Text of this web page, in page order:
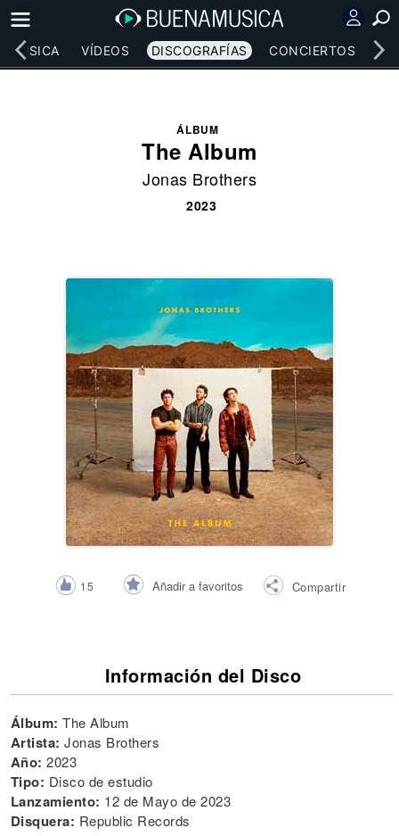
MÚSICA VÍDEOS DISCOGRAFÍAS CONCIERTOS
ÁLBUM
The Album
Jonas Brothers
2023
15 Añadir a favoritos Compartir
Información del Disco
Álbum: The Album
Artista: Jonas Brothers
Año: 2023
Tipo: Disco de estudio
Lanzamiento: 12 de Mayo de 2023
Disquera: Republic Records